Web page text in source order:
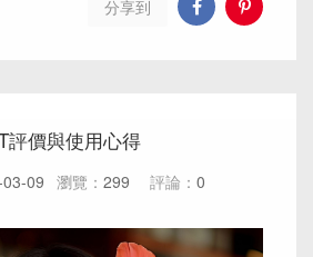
分享到
評價與使用心得
09 瀏覽： 299 評論： 0